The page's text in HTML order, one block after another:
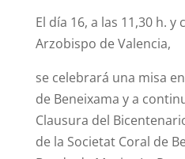
El día 16, a las 11,30 h.
Arzobispo de Valencia,
se celebrará una misa
de Beneixama y a
Clausura del
de la Societat Coral de